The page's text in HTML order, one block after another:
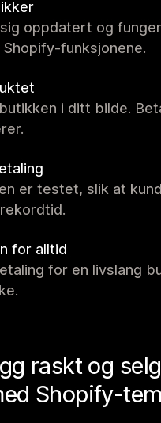
oppdatert og
funksjonene.
i ditt bilde.
er testet, slik at
for alltid
for en livslang
raskt og
Shopify-